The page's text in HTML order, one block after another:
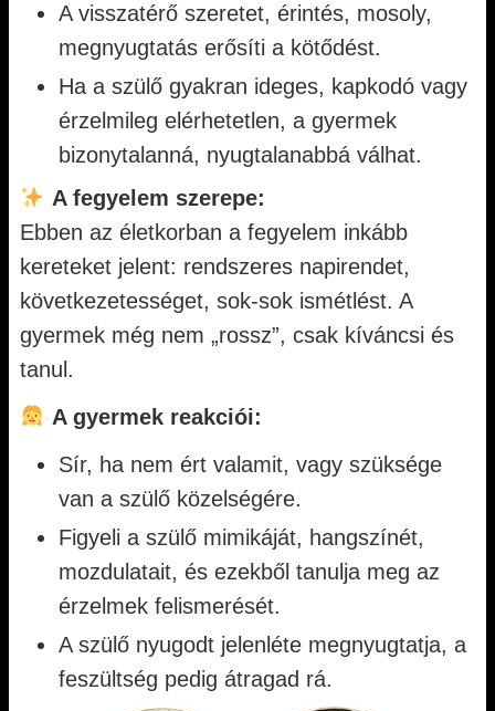
A visszatérő szeretet, érintés, mosoly,
megnyugtatás erősíti a kötődést.
Ha a szülő gyakran ideges, kapkodó vagy
érzelmileg elérhetetlen, a gyermek
bizonytalanná, nyugtalanabbá válhat.
A fegyelem szerepe:
Ebben az életkorban a fegyelem inkább
kereteket jelent: rendszeres napirendet,
következetességet, sok-sok ismétlést. A
gyermek még nem „rossz”, csak kíváncsi és
tanul.
A gyermek reakciói:
Sír, ha nem ért valamit, vagy szüksége
van a szülő közelségére.
Figyeli a szülő mimikáját, hangszínét,
mozdulatait, és ezekből tanulja meg az
érzelmek felismerését.
A szülő nyugodt jelenléte megnyugtatja, a
feszültség pedig átragad rá.